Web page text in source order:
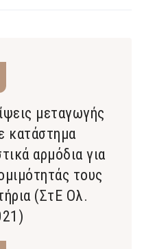
μεταγωγής
κατάστημα
αρμόδια για
τους
(ΣτΕ Ολ.